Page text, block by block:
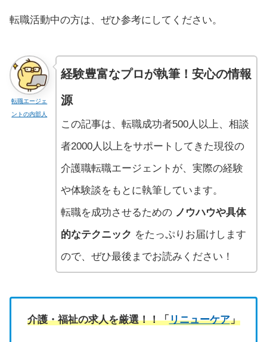
転職活動中の方は、ぜひ参考にしてください。
転職エージェ
ントの内部人
経験豊富なプロが執筆！安心の情報
源
この記事は、転職成功者500人以上、相談
者2000人以上をサポートしてきた現役の
介護職転職エージェントが、実際の経験
や体験談をもとに執筆しています。
転職を成功させるための ノウハウや具体
的なテクニック をたっぷりお届けします
ので、ぜひ最後までお読みください！
介護・福祉の求人を厳選！！「リニューケア」